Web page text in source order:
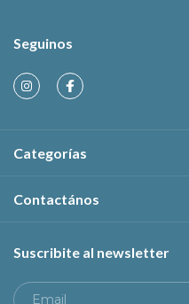
Seguinos
Categorías
Contactános
Suscribite al newsletter